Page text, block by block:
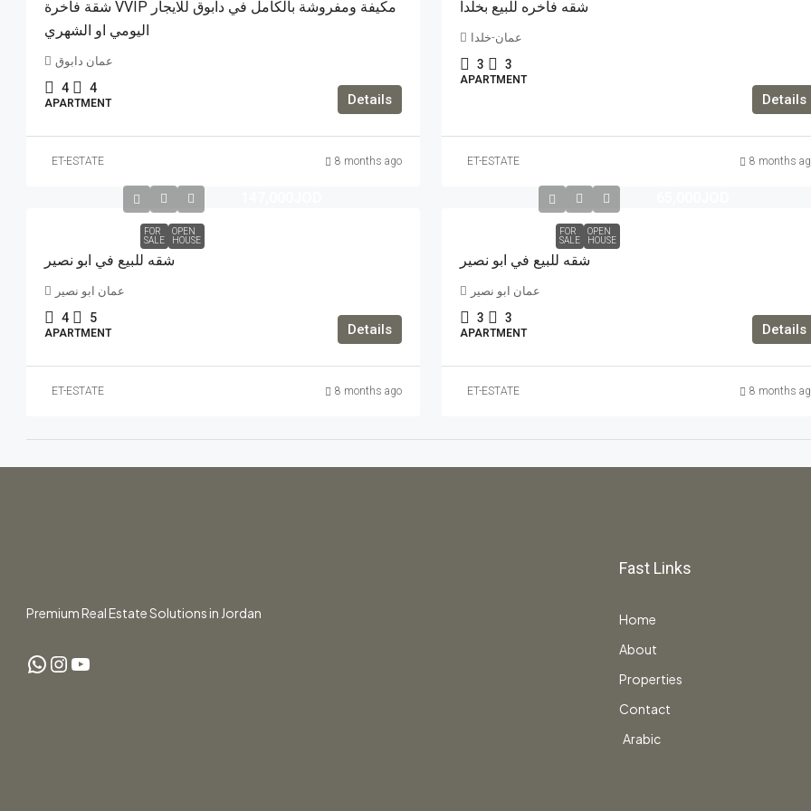
شقة فاخرة VVIP مكيفة ومفروشة بالكامل في دابوق للايجار
اليومي او الشهري
عمان دابوق
4 4
APARTMENT Details
ET-ESTATE 8 months ago
شقه فاخره للبيع بخلدا
عمان-خلدا
3 3
APARTMENT
Details
ET-ESTATE 8 months
FOR
SALE
OPEN
HOUSE
شقه للبيع في ابو نصير
عمان ابو نصير
4 5
APARTMENT Details
ET-ESTATE 8 months ago
FOR
SALE
OPEN
HOUSE
شقه للبيع في ابو نصير
عمان ابو نصير
3 3
APARTMENT Details
ET-ESTATE 8 months
Premium Real Estate Solutions in Jordan
Fast Links
Home
About
Properties
Contact
Arabic